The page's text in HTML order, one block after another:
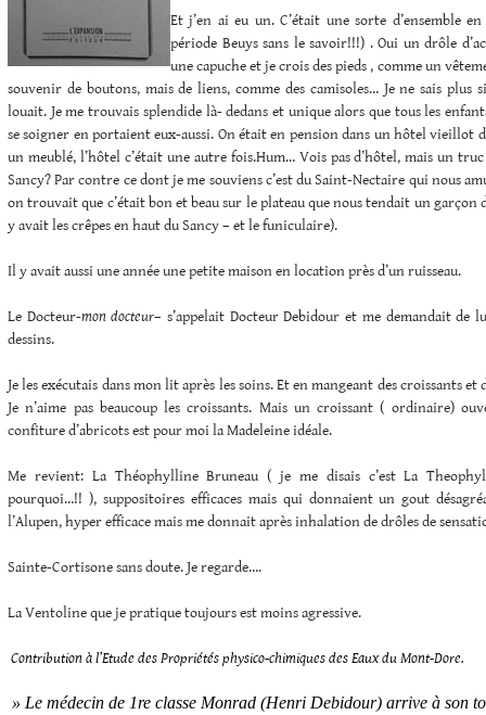
Et j’en ai eu un. C’était une sorte d’ensemble
période Beuys sans le savoir!!!) . Oui un drôle
une capuche et je crois des pieds , comme un
souvenir de boutons, mais de liens, comme des camisoles… Je ne sais plus
louait. Je me trouvais splendide là- dedans et unique alors que tous les
se soigner en portaient eux-aussi. On était en pension dans un hôtel vieillot
un meublé, l’hôtel c’était une autre fois.Hum… Vois pas d’hôtel, mais un
Sancy? Par contre ce dont je me souviens c’est du Saint-Nectaire qui nous
on trouvait que c’était bon et beau sur le plateau que nous tendait un garçon
y avait les crêpes en haut du Sancy – et le funiculaire).
Il y avait aussi une année une petite maison en location près d’un ruisseau.
Le Docteur-mon docteur– s’appelait Docteur Debidour et me demandait de
dessins.
Je les exécutais dans mon lit après les soins. Et en mangeant des croissants
Je n’aime pas beaucoup les croissants. Mais un croissant ( ordinaire)
confiture d’abricots est pour moi la Madeleine idéale.
Me revient: La Théophylline Bruneau ( je me disais c’est La
pourquoi…!! ), suppositoires efficaces mais qui donnaient un gout
l’Alupen, hyper efficace mais me donnait après inhalation de drôles de
Sainte-Cortisone sans doute. Je regarde….
La Ventoline que je pratique toujours est moins agressive.
Contribution à l’Etude des Propriétés physico-chimiques des Eaux du Mont-Dore.
» Le médecin de 1re classe Monrad (Henri Debidour) arrive à son